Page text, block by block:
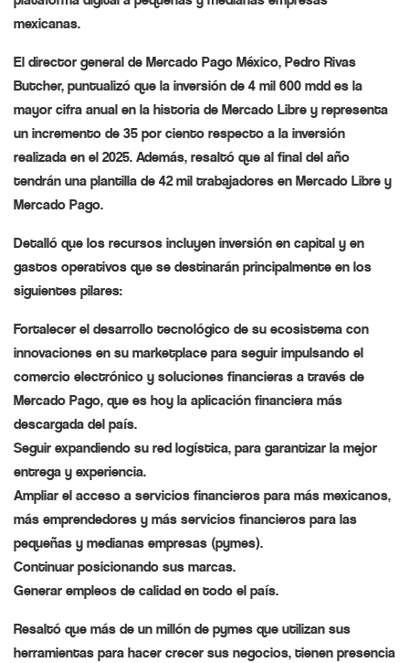
mexicanas.
El director general de Mercado Pago México, Pedro Rivas
Butcher, puntualizó que la inversión de 4 mil 600 mdd es la
mayor cifra anual en la historia de Mercado Libre y representa
un incremento de 35 por ciento respecto a la inversión
realizada en el 2025. Además, resaltó que al final del año
tendrán una plantilla de 42 mil trabajadores en Mercado Libre y
Mercado Pago.
Detalló que los recursos incluyen inversión en capital y en
gastos operativos que se destinarán principalmente en los
siguientes pilares:
Fortalecer el desarrollo tecnológico de su ecosistema con
innovaciones en su marketplace para seguir impulsando el
comercio electrónico y soluciones financieras a través de
Mercado Pago, que es hoy la aplicación financiera más
descargada del país.
Seguir expandiendo su red logística, para garantizar la mejor
entrega y experiencia.
Ampliar el acceso a servicios financieros para más mexicanos,
más emprendedores y más servicios financieros para las
pequeñas y medianas empresas (pymes).
Continuar posicionando sus marcas.
Generar empleos de calidad en todo el país.
Resaltó que más de un millón de pymes que utilizan sus
herramientas para hacer crecer sus negocios, tienen presencia